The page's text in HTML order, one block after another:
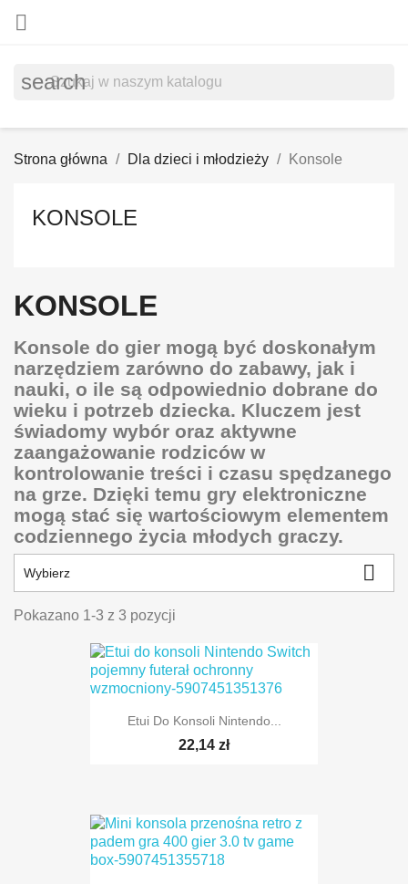

search
Strona główna Dla dzieci i młodzieży Konsole
KONSOLE
KONSOLE
Konsole do gier mogą być doskonałym
narzędziem zarówno do zabawy, jak i
nauki, o ile są odpowiednio dobrane do
wieku i potrzeb dziecka. Kluczem jest
świadomy wybór oraz aktywne
zaangażowanie rodziców w
kontrolowanie treści i czasu spędzanego
na grze. Dzięki temu gry elektroniczne
mogą stać się wartościowym elementem
codziennego życia młodych graczy.
Wybierz 
Pokazano 1-3 z 3 pozycji
Etui Do Konsoli Nintendo...
22,14 zł